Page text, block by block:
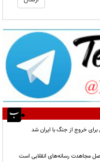
خروج از جنگ با ایران شد
مجاهدت رسانه‌های انقلابی است